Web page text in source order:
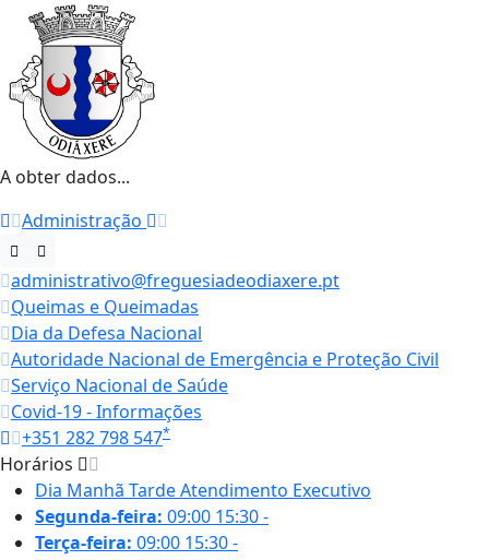
A obter dados...
Administração
administrativo@freguesiadeodiaxere.pt
Queimas e Queimadas
Dia da Defesa Nacional
Autoridade Nacional de Emergência e Proteção Civil
Serviço Nacional de Saúde
Covid-19 - Informações
+351 282 798 547*
Horários
Dia Manhã TardeAtendimento Executivo
Segunda-feira: 09:00 15:30-
Terça-feira: 09:00 15:30-